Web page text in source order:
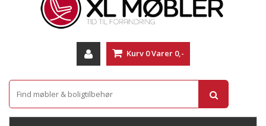
Kurv 0Varer 0,-